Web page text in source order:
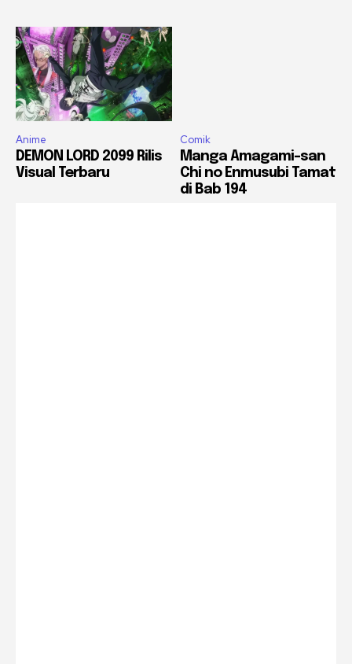
Anime
DEMON LORD 2099 Rilis
Visual Terbaru
Comik
Manga Amagami-san
Chi no Enmusubi Tamat
di Bab 194